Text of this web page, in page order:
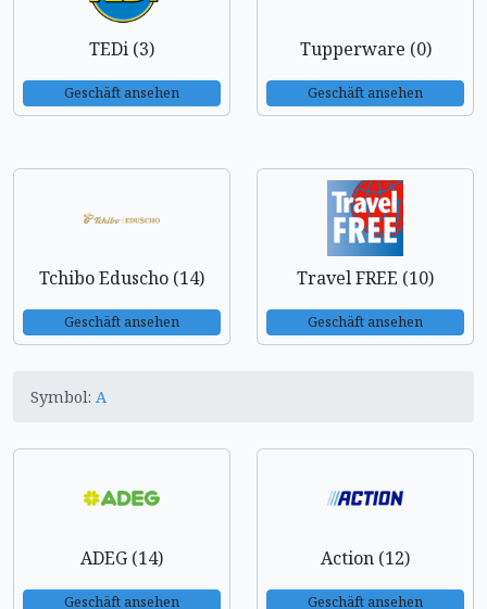
TEDi (3)
Geschäft ansehen
Tupperware (0)
Geschäft ansehen
Tchibo Eduscho (14)
Geschäft ansehen
Travel FREE (10)
Geschäft ansehen
Symbol: A
ADEG (14)
Geschäft ansehen
Action (12)
Geschäft ansehen